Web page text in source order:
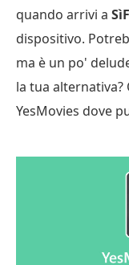
quando arrivi a
dispositivo.
ma è un po'
la tua
YesMovies dove